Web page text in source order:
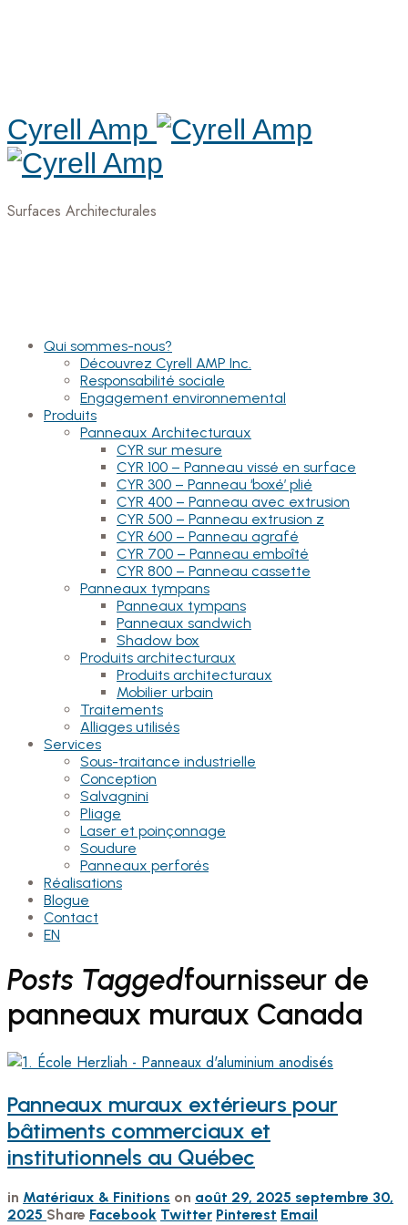
Cyrell Amp
Surfaces Architecturales
Qui sommes-nous?
Découvrez Cyrell AMP Inc.
Responsabilité sociale
Engagement environnemental
Produits
Panneaux Architecturaux
CYR sur mesure
CYR 100 – Panneau vissé en surface
CYR 300 – Panneau ‘boxé’ plié
CYR 400 – Panneau avec extrusion
CYR 500 – Panneau extrusion z
CYR 600 – Panneau agrafé
CYR 700 – Panneau emboîté
CYR 800 – Panneau cassette
Panneaux tympans
Panneaux tympans
Panneaux sandwich
Shadow box
Produits architecturaux
Produits architecturaux
Mobilier urbain
Traitements
Alliages utilisés
Services
Sous-traitance industrielle
Conception
Salvagnini
Pliage
Laser et poinçonnage
Soudure
Panneaux perforés
Réalisations
Blogue
Contact
EN
Posts Taggedfournisseur de
panneaux muraux Canada
Panneaux muraux extérieurs pour
bâtiments commerciaux et
institutionnels au Québec
in Matériaux & Finitions on août 29, 2025 septembre 30,
2025 Share Facebook Twitter Pinterest Email